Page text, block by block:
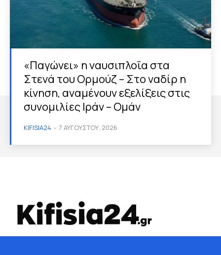
«Παγώνει» η ναυσιπλοΐα στα
Στενά του Ορμούζ – Στο ναδίρ η
κίνηση, αναμένουν εξελίξεις στις
συνομιλίες Ιράν – Ομάν
KIFISIA24 - 7 ΑΥΓΟΎΣΤΟΥ, 2026